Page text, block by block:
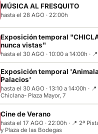
MÚSICA AL FRESQUITO
hasta el 28 AGO · 22:00h
Exposición temporal
nunca vistas"
hasta el 30 AGO · 10:00 a 14:00h ·
Exposición temporal
Palacios'
hasta el 30 AGO · 13:10 a 14:00h ·
Chiclana- Plaza Mayor, 7
Cine de Verano
hasta el 17 AGO · 22:00h · 📍 2ª
y Plaza de las Bodegas